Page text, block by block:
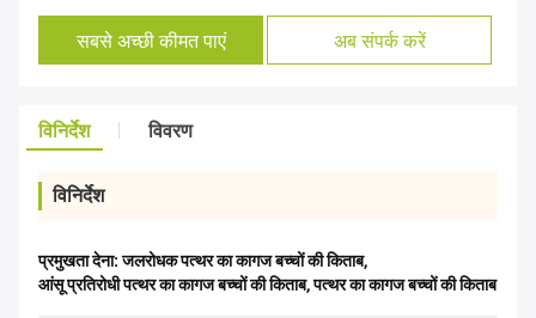
सबसे अच्छी कीमत पाएं अब संपर्क करें
विनिर्देश विवरण
विनिर्देश
प्रमुखता देना:जलरोधक पत्थर का कागज बच्चों की किताब,
आंसू प्रतिरोधी पत्थर का कागज बच्चों की किताब,पत्थर का कागज बच्चों की किताब